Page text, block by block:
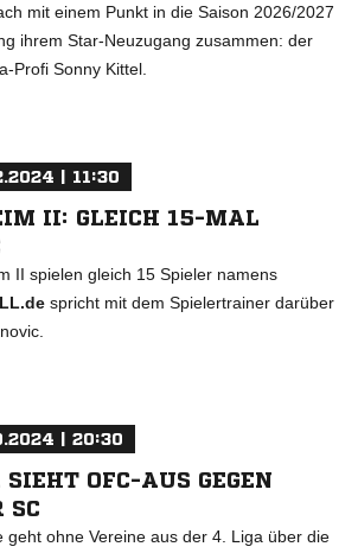
mit einem Punkt in die Saison 2026/2027
ihrem Star-Neuzugang zusammen: der
Profi Sonny Kittel.
| 11:30
II: GLEICH 15-MAL
II spielen gleich 15 Spieler namens
spricht mit dem Spielertrainer darüber
| 20:30
OFC-AUS GEGEN
SC
geht ohne Vereine aus der 4. Liga über die